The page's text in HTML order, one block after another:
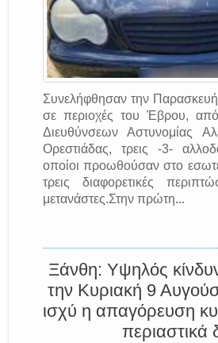
Συνελήφθησαν την
σε περιοχές του Έβρου,
Διευθύνσεων Αστυνομίας
Ορεστιάδας, τρεις -3-
οποίοι προωθούσαν στο
τρεις διαφορετικές
μετανάστες.Στην πρώτη...
Ξάνθη: Υψηλός
την Κυριακή 9
ισχύ η απαγόρευση
περιαστικά